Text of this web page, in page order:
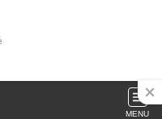
MENU